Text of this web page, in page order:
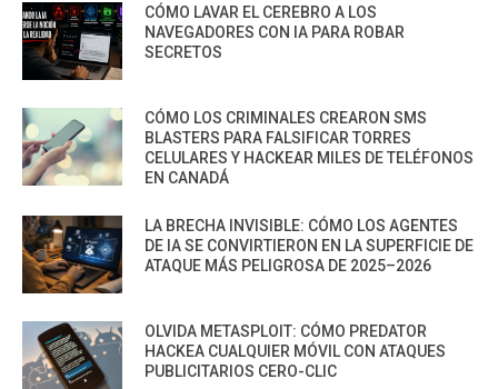
CÓMO LAVAR EL CEREBRO A LOS
NAVEGADORES CON IA PARA ROBAR
SECRETOS
CÓMO LOS CRIMINALES CREARON SMS
BLASTERS PARA FALSIFICAR TORRES
CELULARES Y HACKEAR MILES DE TELÉFONOS
EN CANADÁ
LA BRECHA INVISIBLE: CÓMO LOS AGENTES
DE IA SE CONVIRTIERON EN LA SUPERFICIE DE
ATAQUE MÁS PELIGROSA DE 2025–2026
OLVIDA METASPLOIT: CÓMO PREDATOR
HACKEA CUALQUIER MÓVIL CON ATAQUES
PUBLICITARIOS CERO-CLIC